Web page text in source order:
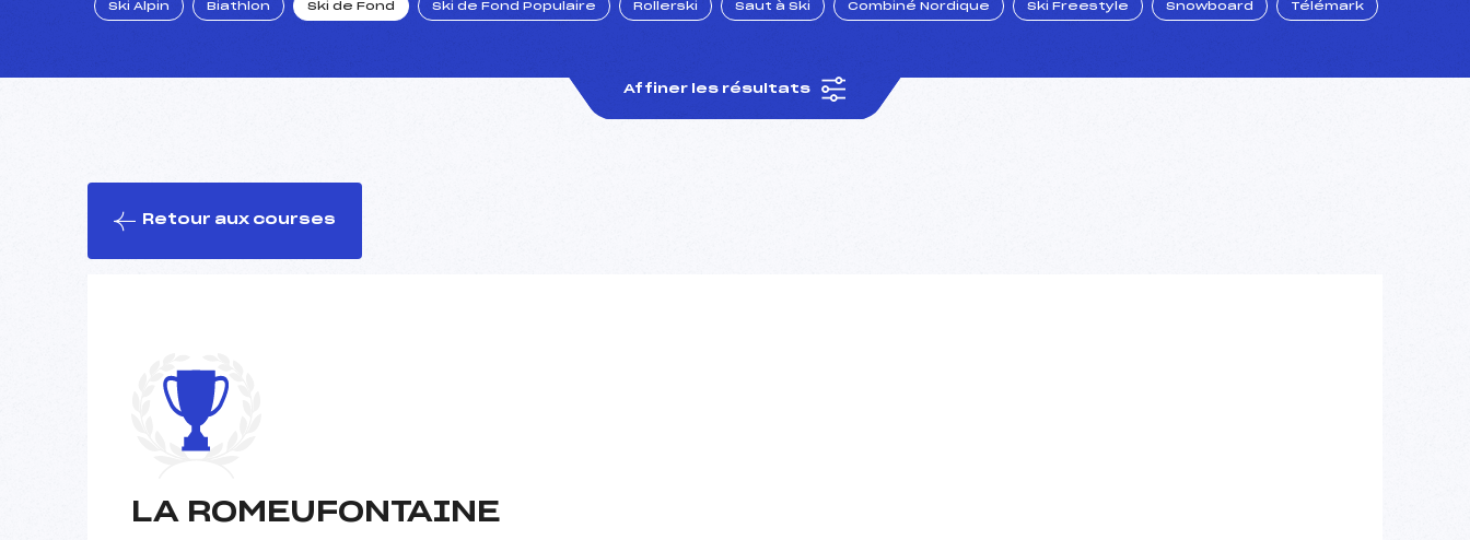
Ski Alpin Biathlon Ski de Fond Ski de Fond Populaire Rollerski Saut à Ski Combiné Nordique Ski Freestyle Snowboard Télémark
Affiner les résultats
Retour aux courses
LA ROMEUFONTAINE